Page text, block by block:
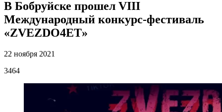
В Бобруйске прошел VIII
Международный конкурс-фестиваль
«ZVEZDO4ET»
22 ноября 2021
3464